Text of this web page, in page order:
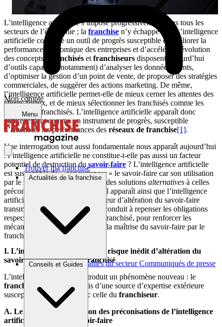
Mon compte
Menu
Trouver ma franchise
Actualités de la franchise
Brèves et actus Actualités du secteur Communiqués de presse
Conseils et Guides
L’intelligence artificielle s’impose progressivement dans tous les
secteurs de l’économie ; la franchise n’y échappe pas. L’intelligence
artificielle constitue un outil de progrès susceptible d’améliorer la
performance économique des entreprises et d’accélérer l’évolution
des concepts.
Franchisés et franchiseurs disposent aujourd’hui
d’outils capables (notamment) d’analyser les données clients,
d’optimiser la gestion d’un point de vente, de proposer des stratégies
commerciales, de suggérer des actions marketing. De même,
l’intelligence artificielle permet-elle de mieux cerner les attentes des
clients finaux, et de mieux sélectionner les franchisés comme les
salariés des franchisés. L’intelligence artificielle apparaît donc
naturellement comme un instrument de progrès, susceptible
d’améliorer les performances des réseaux de franchise[1].
Une interrogation tout aussi fondamentale nous apparaît aujourd’hui
: l’intelligence artificielle ne constitue-t-elle pas aussi un facteur
potentiel de destruction du savoir-faire ? L’intelligence artificielle
est susceptible de « concurrencer » le savoir-faire car son utilisation
par le franchisépeut conduire à des solutions alternatives à celles
préconisées par le
. Il apparaît ainsi que l’intelligence
artificielle peut constituer un facteur d’altération du savoir-faire
transmis au franchisé
, ce qui conduit à repenser les obligations
respectives du franchiseur et du franchisé, pour renforcer les
mécanismes destinés à préserver la maîtrise du savoir-faire par le
franchiseur
I. L’intelligence artificielle : un risque inédit d’altération du
savoir-faire transmis au franchisé
L’intelligence artificielle introduit un phénomène nouveau : le
franchisé
dispose désormais d’une source d’expertise extérieure
susceptible de rivaliser avec celle du franchiseur.
A. Le risque de substitution des préconisations de l’intelligence
artificielle à celles du savoir-faire